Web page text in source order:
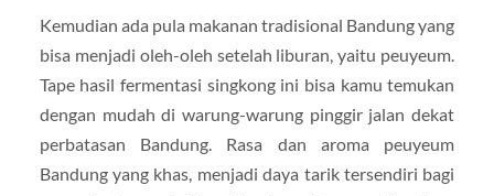
Kemudian ada pula makanan tradisional Bandung yang
bisa menjadi oleh-oleh setelah liburan, yaitu peuyeum.
Tape hasil fermentasi singkong ini bisa kamu temukan
dengan mudah di warung-warung pinggir jalan dekat
perbatasan Bandung. Rasa dan aroma peuyeum
Bandung yang khas, menjadi daya tarik tersendiri bagi